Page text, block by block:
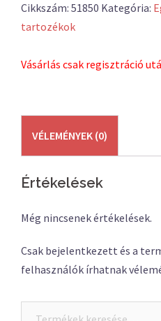
Cikkszám: 51850 Kategória:
tartozékok
Vásárlás csak regisztráció
VÉLEMÉNYEK (0)
Értékelések
Még nincsenek értékelések.
Csak bejelentkezett és a
felhasználók írhatnak